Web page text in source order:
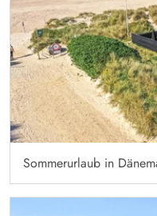
Sommerurlaub in